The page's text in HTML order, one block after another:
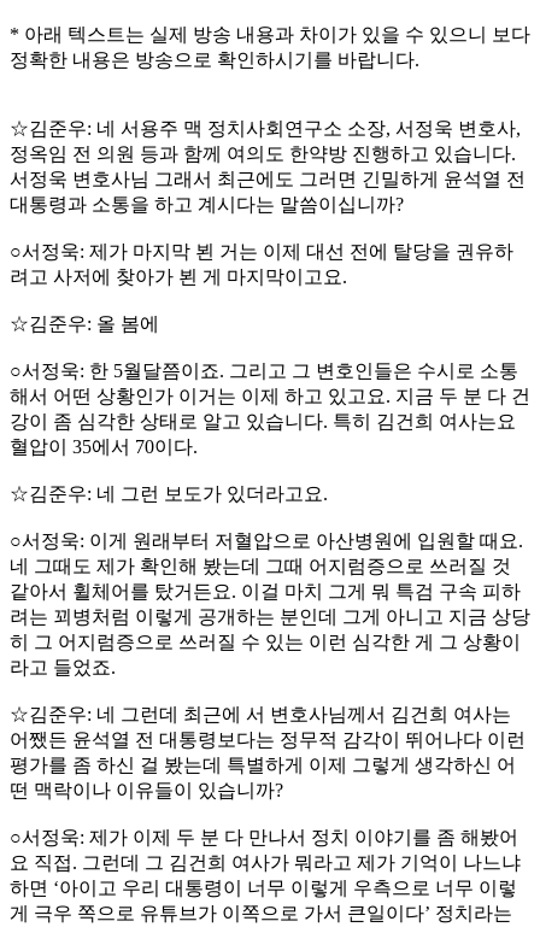
* 아래 텍스트는 실제 방송 내용과 차이가 있을 수 있으니 보다
정확한 내용은 방송으로 확인하시기를 바랍니다.
☆김준우: 네 서용주 맥 정치사회연구소 소장, 서정욱 변호사,
정옥임 전 의원 등과 함께 여의도 한약방 진행하고 있습니다.
서정욱 변호사님 그래서 최근에도 그러면 긴밀하게 윤석열 전
대통령과 소통을 하고 계시다는 말씀이십니까?
○서정욱: 제가 마지막 뵌 거는 이제 대선 전에 탈당을 권유하
려고 사저에 찾아가 뵌 게 마지막이고요.
☆김준우: 올 봄에
○서정욱: 한 5월달쯤이죠. 그리고 그 변호인들은 수시로 소통
해서 어떤 상황인가 이거는 이제 하고 있고요. 지금 두 분 다 건
강이 좀 심각한 상태로 알고 있습니다. 특히 김건희 여사는요
혈압이 35에서 70이다.
☆김준우: 네 그런 보도가 있더라고요.
○서정욱: 이게 원래부터 저혈압으로 아산병원에 입원할 때요.
네 그때도 제가 확인해 봤는데 그때 어지럼증으로 쓰러질 것
같아서 휠체어를 탔거든요. 이걸 마치 그게 뭐 특검 구속 피하
려는 꾀병처럼 이렇게 공개하는 분인데 그게 아니고 지금 상당
히 그 어지럼증으로 쓰러질 수 있는 이런 심각한 게 그 상황이
라고 들었죠.
☆김준우: 네 그런데 최근에 서 변호사님께서 김건희 여사는
어쨌든 윤석열 전 대통령보다는 정무적 감각이 뛰어나다 이런
평가를 좀 하신 걸 봤는데 특별하게 이제 그렇게 생각하신 어
떤 맥락이나 이유들이 있습니까?
○서정욱: 제가 이제 두 분 다 만나서 정치 이야기를 좀 해봤어
요 직접. 그런데 그 김건희 여사가 뭐라고 제가 기억이 나느냐
하면 ‘아이고 우리 대통령이 너무 이렇게 우측으로 너무 이렇
게 극우 쪽으로 유튜브가 이쪽으로 가서 큰일이다’ 정치라는